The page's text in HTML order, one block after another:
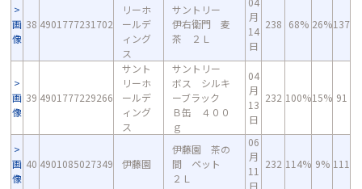
画
像
38 4901777231702
リーホ
ールデ
ィング
ス
サントリー
伊右衛門 麦
茶 ２Ｌ
月
14
日
238 68% 26%137
画
像
39 4901777229266
サント
リーホ
ールデ
ィング
ス
サントリー
ボス シルキ
ーブラック
Ｂ缶 ４００
ｇ
04
月
13
日
232 100%15% 91
画
像
40 4901085027349 伊藤園
伊藤園 茶の
間 ペット
２Ｌ
06
月
11
日
232 114% 9% 111